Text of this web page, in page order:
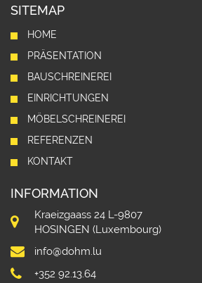
SITEMAP
HOME
PRÄSENTATION
BAUSCHREINEREI
EINRICHTUNGEN
MÖBELSCHREINEREI
REFERENZEN
KONTAKT
INFORMATION
Kraeizgaass 24 L-9807
HOSINGEN (Luxembourg)
info@dohm.lu
+352 92.13.64